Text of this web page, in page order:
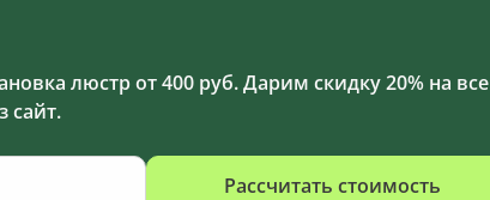
люстр от 400 руб. Дарим скидку 20% на все
сайт.
Рассчитать стоимость